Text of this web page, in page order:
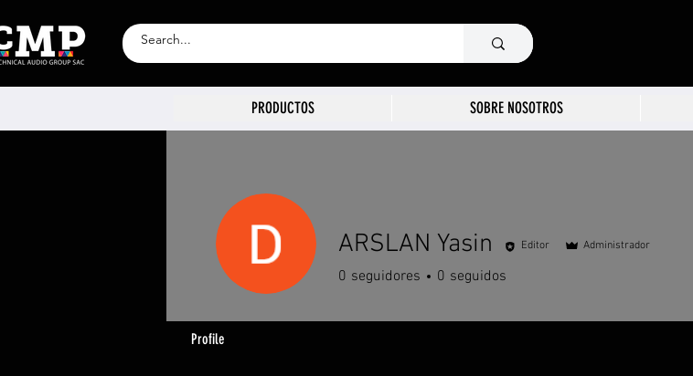
PRODUCTOS SOBRE NOSOTROS
ARSLAN Yasin Editor Administrador
0 seguidores 0 seguidos
Profile